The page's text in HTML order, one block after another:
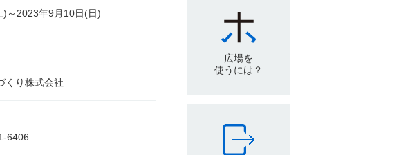
)～2023年9月10日(日)
くり株式会社
6406
広場を
使うには？